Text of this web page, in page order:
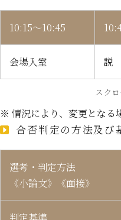
10:15～10:45
会場入室 説
スク
※ 情況により、変更となる
合否判定の方法及び
選考・判定方法
《小論文》《面接》